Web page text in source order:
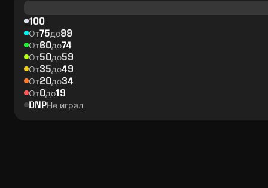
100
От75до99
От60до74
От50до59
От35до49
От20до34
От0до19
DNPНе играл